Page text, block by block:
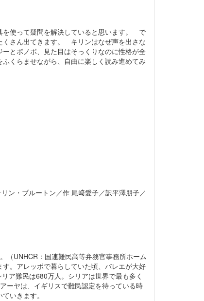
を使って疑問を解決していると思います。 で
くさん出てきます。 キリンはなぜ声を出さな
とボノボ、見た目はそっくりなのに性格が全
くらませながら、自由に楽しく読み進めてみ
リン・ブルートン／作 尾﨑愛子／訳平澤朋子／
（UNHCR：国連難民高等弁務官事務所ホーム
。アレッポで暮らしていた頃、バレエが大好
ア難民は680万人。シリアは世界で最も多く
ーヤは、イギリスで難民認定を待っている時
いきます。